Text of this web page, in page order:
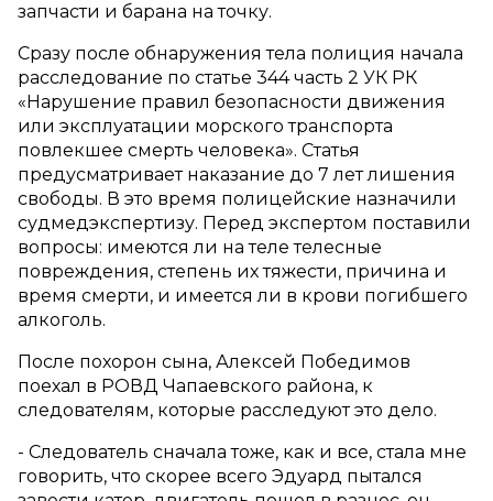
запчасти и барана на точку.
Сразу после обнаружения тела полиция начала
расследование по статье 344 часть 2 УК РК
«Нарушение правил безопасности движения
или эксплуатации морского транспорта
повлекшее смерть человека». Статья
предусматривает наказание до 7 лет лишения
свободы. В это время полицейские назначили
судмедэкспертизу. Перед экспертом поставили
вопросы: имеются ли на теле телесные
повреждения, степень их тяжести, причина и
время смерти, и имеется ли в крови погибшего
алкоголь.
После похорон сына, Алексей Победимов
поехал в РОВД Чапаевского района, к
следователям, которые расследуют это дело.
- Следователь сначала тоже, как и все, стала мне
говорить, что скорее всего Эдуард пытался